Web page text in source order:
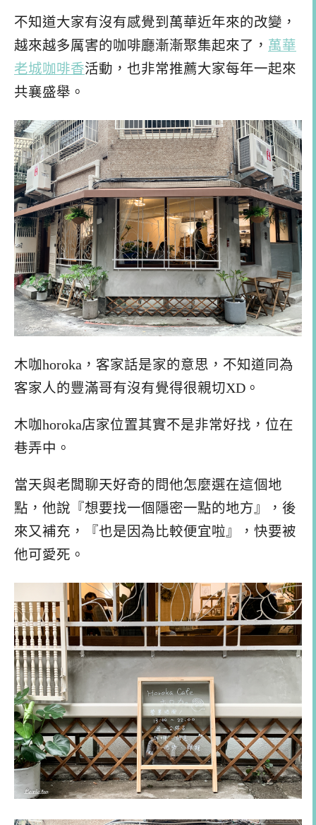
不知道大家有沒有感覺到萬華近年來的改變，
越來越多厲害的咖啡廳漸漸聚集起來了， 萬華
老城咖啡香活動，也非常推薦大家每年一起來
共襄盛舉。
木咖horoka，客家話是家的意思，不知道同為
客家人的豐滿哥有沒有覺得很親切XD。
木咖horoka店家位置其實不是非常好找，位在
巷弄中。
當天與老闆聊天好奇的問他怎麼選在這個地
點，他說『想要找一個隱密一點的地方』，後
來又補充，『也是因為比較便宜啦』，快要被
他可愛死。